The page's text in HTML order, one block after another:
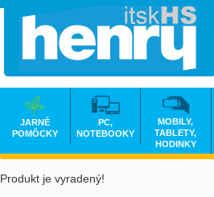
Produkt je vyradený!
JARNÉ
POMÔCKY
PC,
NOTEBOOKY
MOBILY,
TABLETY,
HODINKY